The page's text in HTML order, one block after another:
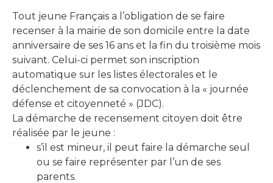
Tout jeune Français a l’obligation de se faire
recenser à la mairie de son domicile entre la date
anniversaire de ses 16 ans et la fin du troisième mois
suivant. Celui-ci permet son inscription
automatique sur les listes électorales et le
déclenchement de sa convocation à la « journée
défense et citoyenneté » (JDC).
La démarche de recensement citoyen doit être
réalisée par le jeune :
s’il est mineur, il peut faire la démarche seul
ou se faire représenter par l’un de ses
parents.